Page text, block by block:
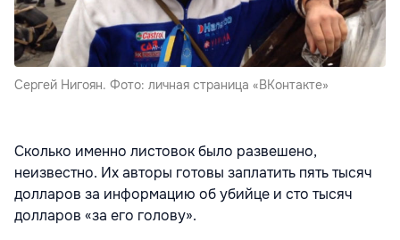
Сергей Нигоян. Фото: личная страница «ВКонтакте»
Сколько именно листовок было развешено,
неизвестно. Их авторы готовы заплатить пять тысяч
долларов за информацию об убийце и сто тысяч
долларов «за его голову».